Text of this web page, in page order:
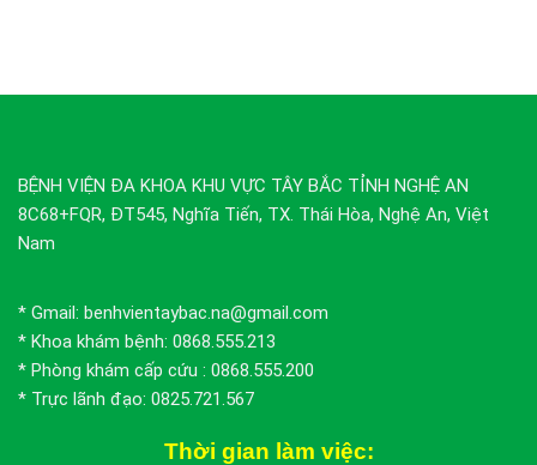
BỆNH VIỆN ĐA KHOA KHU VỰC TÂY BẮC TỈNH NGHỆ AN
8C68+FQR, ĐT545, Nghĩa Tiến, TX. Thái Hòa, Nghệ An, Việt
Nam
* Gmail: benhvientaybac.na@gmail.com
* Khoa khám bệnh: 0868.555.213
* Phòng khám cấp cứu : 0868.555.200
* Trực lãnh đạo: 0825.721.567
Thời gian làm việc: